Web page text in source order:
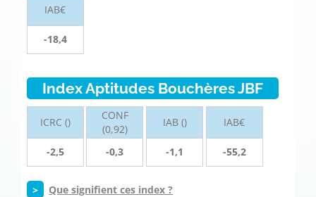
IAB€
-18,4
Index Aptitudes Bouchères JBF
ICRC ()
-2,5
CONF
(0,92)
-0,3
IAB ()
-1,1
IAB€
-55,2
> Que signifient ces index ?